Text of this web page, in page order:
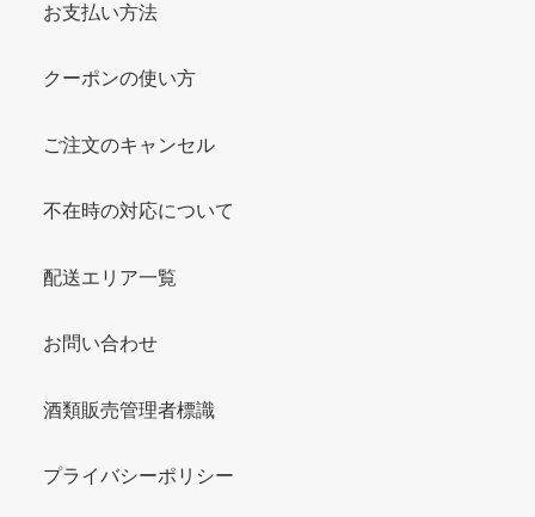
お支払い方法
クーポンの使い方
ご注文のキャンセル
不在時の対応について
配送エリア一覧
お問い合わせ
酒類販売管理者標識
プライバシーポリシー